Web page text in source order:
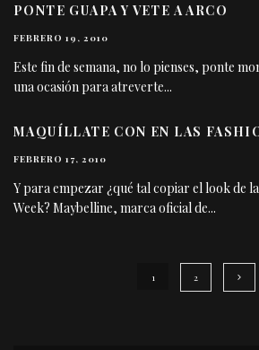
PONTE GUAPA Y VETE A ARCO
FEBRERO 19, 2010
Este fin de semana, no lo pienses, ponte
una ocasión para atreverte...
MAQUÍLLATE CON EN LAS
FEBRERO 17, 2010
Y para empezar ¿qué tal copiar el look de
Week? Maybelline, marca oficial de...
1 2